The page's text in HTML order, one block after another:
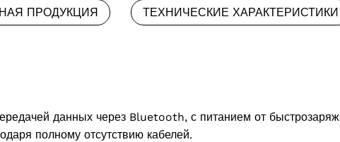
ПРОДУКЦИЯ ТЕХНИЧЕСКИЕ ХАРАКТЕРИСТИКИ
данных через Bluetooth, с питанием от
полному отсутствию кабелей.